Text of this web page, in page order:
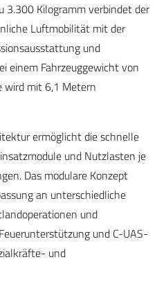
3.300 Kilogramm verbindet der
Luftmobilität mit der
und
einem Fahrzeuggewicht von
wird mit 6,1 Metern
ermöglicht die schnelle
und Nutzlasten je
Das modulare Konzept
an unterschiedliche
und
und C-UAS-
und